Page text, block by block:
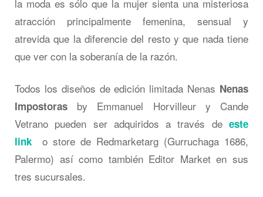
la moda es sólo que la mujer sienta una misteriosa
atracción principalmente femenina, sensual y
atrevida que la diferencie del resto y que nada tiene
que ver con la soberanía de la razón.
Todos los diseños de edición limitada Nenas Nenas
Impostoras by Emmanuel Horvilleur y Cande
Vetrano pueden ser adquiridos a través deeste
link o store de Redmarketarg (Gurruchaga 1686,
Palermo) así como también Editor Market en sus
tres sucursales.